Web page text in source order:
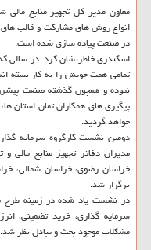
معاون مدیر کل تجهیز منابع
در صنعت پیاده سازی شده است.
اسکندری خاطرنشان کرد: در سالی
تمامی همت خویش را به کار بسته
نموده و همچون گذشته صنعت
پیگیری های همکاران تمان استان
خواهد گردید.
مدیران دفاتر تجهیز منابع مالی
خراسان رضوی، خراسان شمالی،
برگزار شد.
در نشست یاد شده در زمینه طرح
سرمایه گذاری، خرید تضمینی،
مشکلات موجود بحث و تبادل نظر شد.